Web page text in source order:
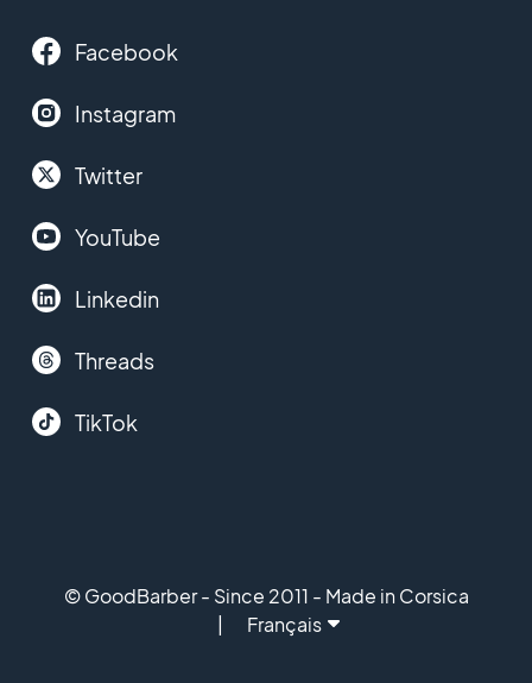
Facebook
Instagram
Twitter
YouTube
Linkedin
Threads
TikTok
© GoodBarber - Since 2011 - Made in Corsica
Français